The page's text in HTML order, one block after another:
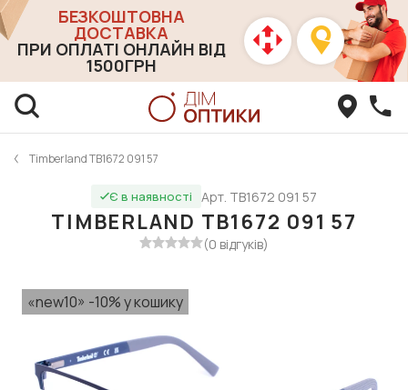
БЕЗКОШТОВНА
ДОСТАВКА
ПРИ ОПЛАТІ ОНЛАЙН ВІД
1500ГРН
Timberland TB1672 091 57
Є в наявності Арт. TB1672 091 57
TIMBERLAND TB1672 091 57
(0 відгуків)
«new10» -10% у кошику